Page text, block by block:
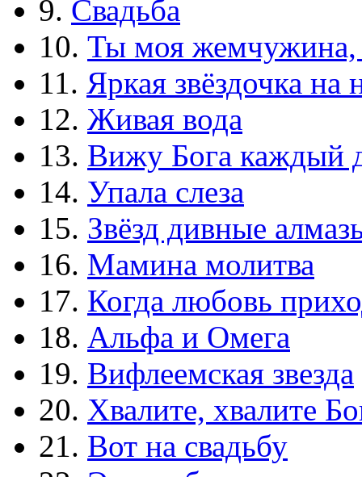
9. Свадьба
10. Ты моя жемчужина,
11. Яркая звёздочка на
12. Живая вода
13. Вижу Бога каждый
14. Упала слеза
15. Звёзд дивные
16. Мамина молитва
17. Когда любовь
18. Альфа и Омега
19. Вифлеемская звезда
20. Хвалите, хвалите
21. Вот на свадьбу